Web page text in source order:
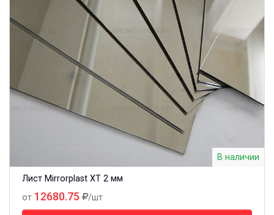
В наличии
Лист Mirrorplast XT 2 мм
от 12680.75 /шт